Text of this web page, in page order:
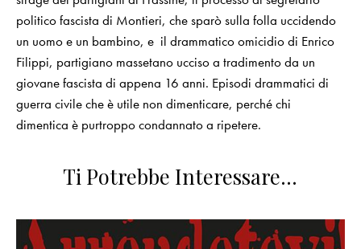
politico fascista di Montieri, che sparò sulla folla uccidendo
un uomo e un bambino, e il drammatico omicidio di Enrico
Filippi, partigiano massetano ucciso a tradimento da un
giovane fascista di appena 16 anni. Episodi drammatici di
guerra civile che è utile non dimenticare, perché chi
dimentica è purtroppo condannato a ripetere.
Ti Potrebbe Interessare…